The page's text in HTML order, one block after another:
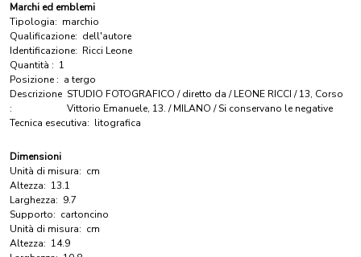
Marchi ed emblemi
Tipologia: marchio
Qualificazione: dell'autore
Identificazione: Ricci Leone
Quantità : 1
Posizione : a tergo
Descrizione
:
STUDIO FOTOGRAFICO / diretto da / LEONE RICCI / 13, Corso
Vittorio Emanuele, 13. / MILANO / Si conservano le negative
Tecnica esecutiva: litografica
Dimensioni
Unità di misura: cm
Altezza: 13.1
Larghezza: 9.7
Supporto: cartoncino
Unità di misura: cm
Altezza: 14.9